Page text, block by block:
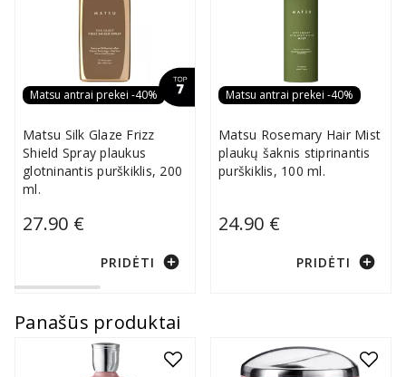
Matsu antrai prekei -40%
Matsu Silk Glaze Frizz
Shield Spray plaukus
glotninantis purškiklis, 200
ml.
27.90 €
PRIDĖTI add_circle
Matsu antrai prekei -40%
Matsu Rosemary Hair Mist
plaukų šaknis stiprinantis
purškiklis, 100 ml.
24.90 €
PRIDĖTI add_circle
Panašūs produktai